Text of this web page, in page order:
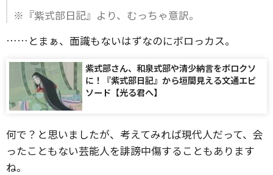
※『紫式部日記』より、むっちゃ意訳。
……とまぁ、面識もないはずなのにボロっカス。
紫式部さん、和泉式部や清少納言をボロクソ
に！『紫式部日記』から垣間見える文通エピ
ソード【光る君へ】
何で？と思いましたが、考えてみれば現代人だって、会
ったこともない芸能人を誹謗中傷することもあります
ね。